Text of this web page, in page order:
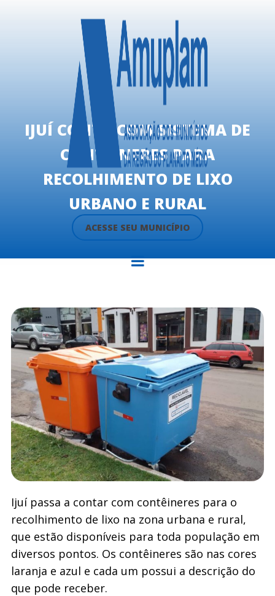
ACESSE SEU MUNICÍPIO
IJUÍ CONTA COM SISTEMA DE
CONTÊINERES PARA
RECOLHIMENTO DE LIXO
URBANO E RURAL
Ijuí passa a contar com contêineres para o
recolhimento de lixo na zona urbana e rural,
que estão disponíveis para toda população em
diversos pontos. Os contêineres são nas cores
laranja e azul e cada um possui a descrição do
que pode receber.